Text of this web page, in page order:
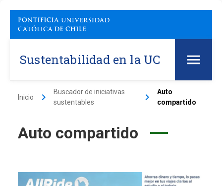
Sustentabilidad en la UC
Inicio keyboard_arrow_right
Buscador de iniciativas
sustentables
keyboard_arrow_right
Auto
compartido
Auto compartido